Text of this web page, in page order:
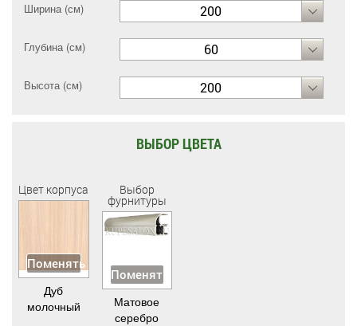
Ширина (см) 200
Глубина (см) 60
Высота (см) 200
ВЫБОР ЦВЕТА
Цвет корпуса
Поменять
Дуб
молочный
Выбор
фурнитуры
Поменять
Матовое
серебро